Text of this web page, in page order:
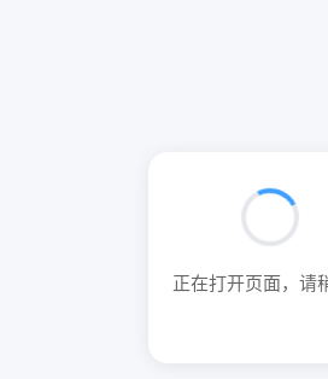
正在打开页面，请